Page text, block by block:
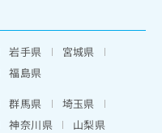
岩手県
宮城県
福島県
群馬県
埼玉県
神奈川県
山梨県